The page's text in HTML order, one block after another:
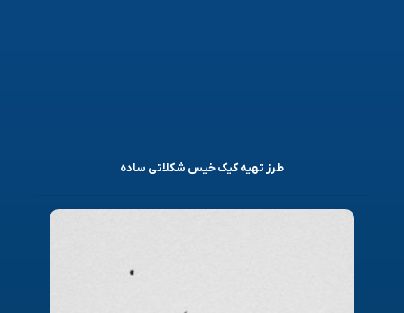
طرز تهیه کیک خیس شکلاتی ساده